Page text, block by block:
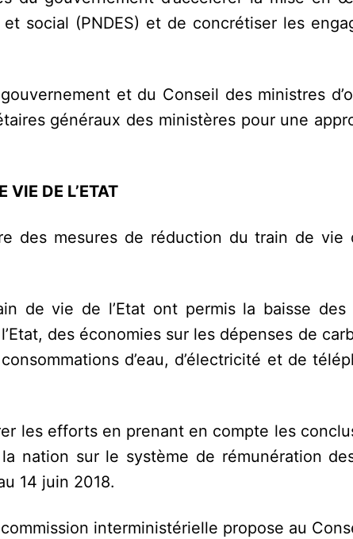
social (PNDES) et de concrétiser les
et du Conseil des ministres
généraux des ministères pour une
DE L’ETAT
des mesures de réduction du train de vie
de vie de l’Etat ont permis la baisse des
des économies sur les dépenses de
d’eau, d’électricité et de
les efforts en prenant en compte les
nation sur le système de rémunération
14 juin 2018.
interministérielle propose au